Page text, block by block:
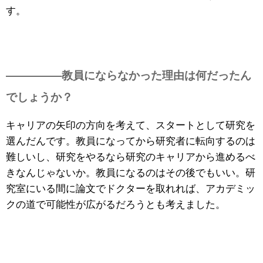
す。
—————教員にならなかった理由は何だったん
でしょうか？
キャリアの矢印の方向を考えて、スタートとして研究を
選んだんです。教員になってから研究者に転向するのは
難しいし、研究をやるなら研究のキャリアから進めるべ
きなんじゃないか。教員になるのはその後でもいい。研
究室にいる間に論文でドクターを取れれば、アカデミッ
クの道で可能性が広がるだろうとも考えました。